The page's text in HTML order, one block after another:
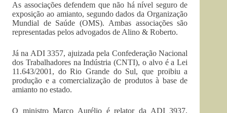
As associações defendem que não há nível seguro de
exposição ao amianto, segundo dados da Organização
Mundial de Saúde (OMS). Ambas associações são
representadas pelos advogados de Alino & Roberto.
Já na ADI 3357, ajuizada pela Confederação Nacional
dos Trabalhadores na Indústria (CNTI), o alvo é a Lei
11.643/2001, do Rio Grande do Sul, que proibiu a
produção e a comercialização de produtos à base de
amianto no estado.
O ministro Marco Aurélio é relator da ADI 3937,